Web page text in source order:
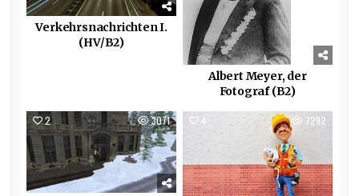
Verkehrsnachrichten I.
(HV/B2)
Albert Meyer, der
Fotograf (B2)
2 3071 4 7292